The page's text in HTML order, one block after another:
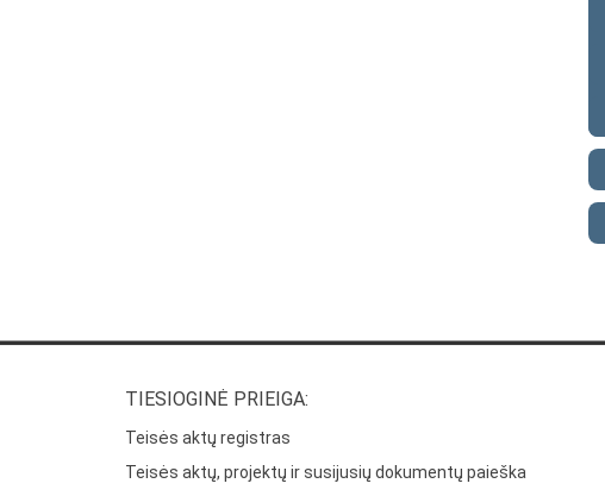
TIESIOGINĖ PRIEIGA:
Teisės aktų registras
Teisės aktų, projektų ir susijusių dokumentų paieška